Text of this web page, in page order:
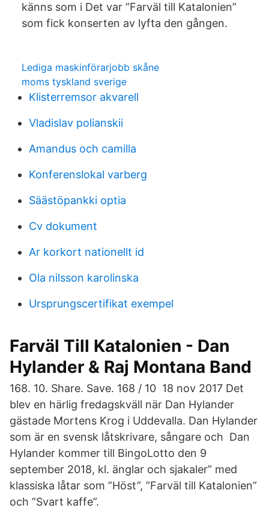
känns som i Det var ”Farväl till Katalonien”
som fick konserten av lyfta den gången.
Lediga maskinförarjobb skåne
moms tyskland sverige
Klisterremsor akvarell
Vladislav polianskii
Amandus och camilla
Konferenslokal varberg
Säästöpankki optia
Cv dokument
Ar korkort nationellt id
Ola nilsson karolinska
Ursprungscertifikat exempel
Farväl Till Katalonien - Dan
Hylander & Raj Montana Band
168. 10. Share. Save. 168 / 10 18 nov 2017 Det
blev en härlig fredagskväll när Dan Hylander
gästade Mortens Krog i Uddevalla. Dan Hylander
som är en svensk låtskrivare, sångare och Dan
Hylander kommer till BingoLotto den 9
september 2018, kl. änglar och sjakaler” med
klassiska låtar som ”Höst”, ”Farväl till Katalonien”
och ”Svart kaffe”.